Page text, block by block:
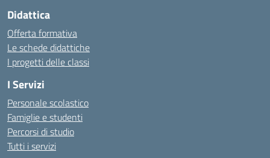
Didattica
Offerta formativa
Le schede didattiche
I progetti delle classi
I Servizi
Personale scolastico
Famiglie e studenti
Percorsi di studio
Tutti i servizi